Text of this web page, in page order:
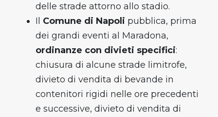
delle strade attorno allo stadio.
Il Comune di Napoli pubblica, prima
dei grandi eventi al Maradona,
ordinanze con divieti specifici:
chiusura di alcune strade limitrofe,
divieto di vendita di bevande in
contenitori rigidi nelle ore precedenti
e successive, divieto di vendita di